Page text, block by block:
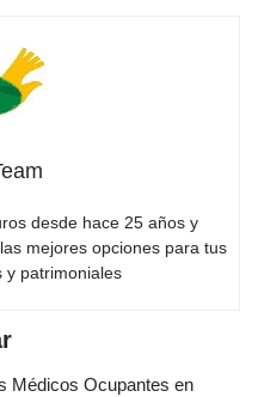
desde hace 25 años y
mejores opciones para tus
y patrimoniales
Médicos Ocupantes en